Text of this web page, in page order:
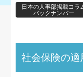
日本の人事部掲載コラ
バックナンバー
社会保険の適